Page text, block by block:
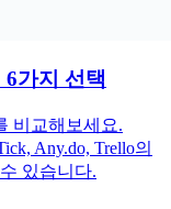
가지 선택
비교해보세요.
Any.do, Trello의
있습니다.